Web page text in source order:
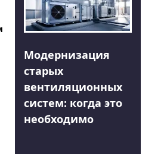
Модернизация
старых
вентиляционных
систем: когда это
необходимо